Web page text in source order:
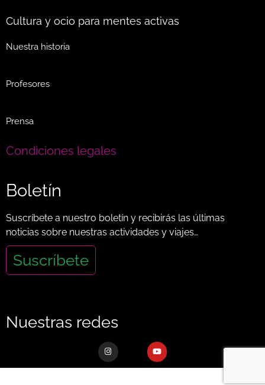
Cultura y ocio para mentes activas
Nuestra historia
Profesores
Prensa
Condiciones legales
Boletín
Suscríbete a nuestro boletín y recibirás las últimas
noticias sobre nuestras actividades y viajes…
Suscríbete
Nuestras redes